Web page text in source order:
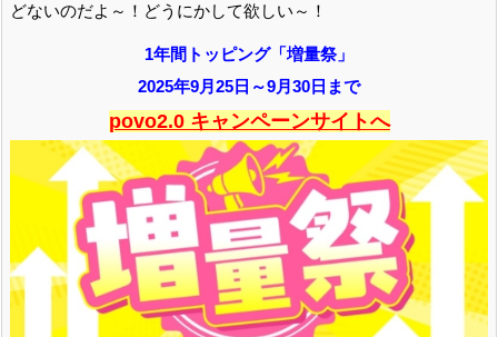
どないのだよ～！どうにかして欲しい～！
1年間トッピング「増量祭」
2025年9月25日～9月30日まで
povo2.0 キャンペーンサイトへ